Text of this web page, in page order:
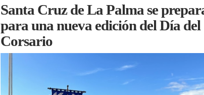
Santa Cruz de La Palma se
para una nueva edición del Día del
Corsario